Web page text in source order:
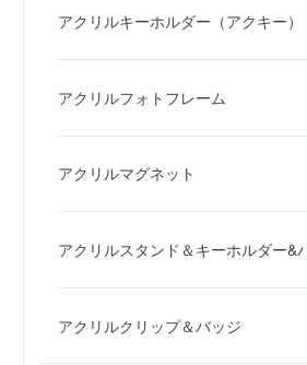
アクリルキーホルダー（アクキー）
アクリルフォトフレーム
アクリルマグネット
アクリルスタンド＆キーホルダー&
アクリルクリップ＆バッジ